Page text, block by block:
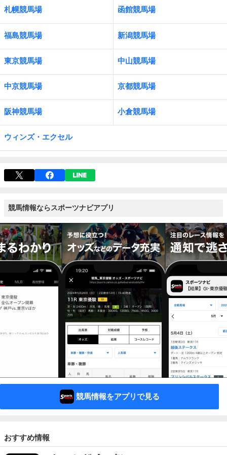
札幌競馬場 函館競馬場
福島競馬場 新潟競馬場
東京競馬場 中山競馬場
中京競馬場 京都競馬場
阪神競馬場 小倉競馬場
ウィンズ・エクセル
競馬情報ならスポーツナビアプリ
競馬情報をアプリで見る
おすすめ情報